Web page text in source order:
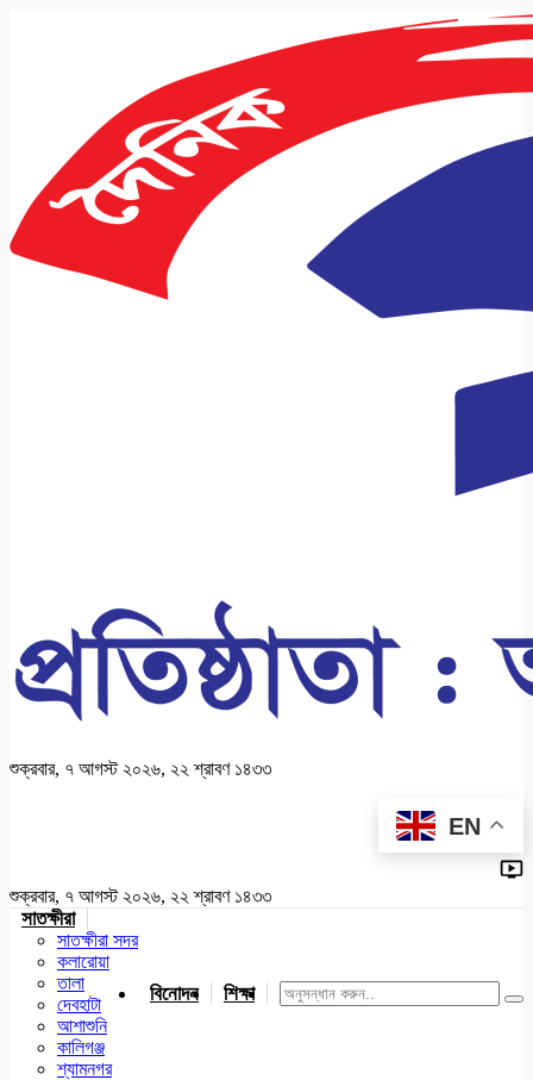
শুক্রবার, ৭ আগস্ট ২০২৬, ২২ শ্রাবণ ১৪৩৩
EN
শুক্রবার, ৭ আগস্ট ২০২৬, ২২ শ্রাবণ ১৪৩৩
সাতক্ষীরা
সাতক্ষীরা সদর
কলারোয়া
তালা
দেবহাটা
আশাশুনি
কালিগঞ্জ
শ্যামনগর
বিনোদন শিক্ষা খেলাধুলা জাতীয় যশোর